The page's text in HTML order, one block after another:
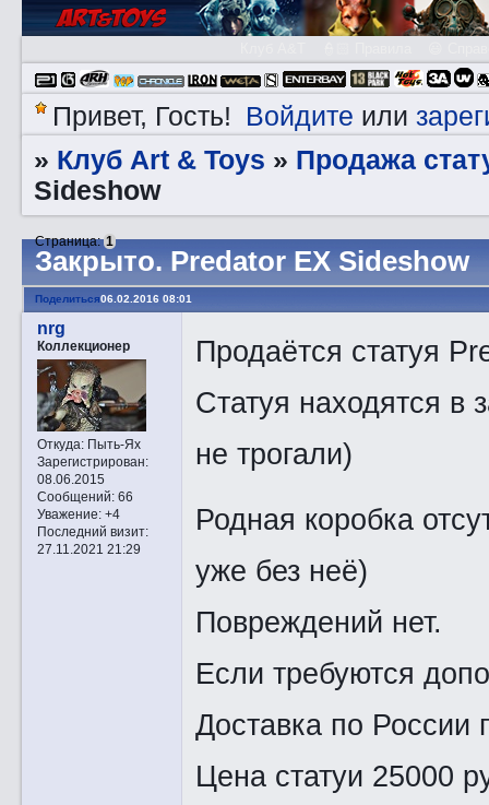
Привет, Гость! Войдите или
» Клуб Art & Toys » Продажа
Sideshow
Закрытo. Predator EX Sideshow
Страница:1
Поделиться06.02.2016 08:01
nrg
Коллекционер
Откуда:Пыть-Ях
Зарегистрирован:
08.06.2015
Сообщений:66
Уважение: +4
Последний визит:
27.11.2021 21:29
Продаётся статуя
Статуя находятся в
не трогали)
Родная коробка
уже без неё)
Повреждений нет.
Если требуются
Доставка по России
Цена статуи 25000